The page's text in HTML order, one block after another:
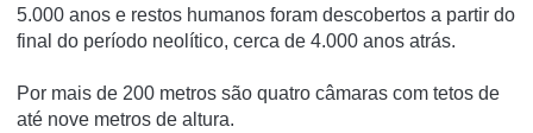
5.000 anos e restos humanos foram descobertos a partir do
final do período neolítico, cerca de 4.000 anos atrás.
Por mais de 200 metros são quatro câmaras com tetos de
até nove metros de altura.